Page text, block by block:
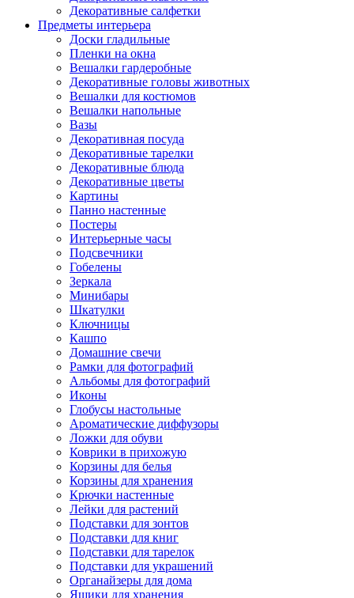
Декоративные салфетки
Предметы интерьера
Доски гладильные
Пленки на окна
Вешалки гардеробные
Декоративные головы животных
Вешалки для костюмов
Вешалки напольные
Вазы
Декоративная посуда
Декоративные тарелки
Декоративные блюда
Декоративные цветы
Картины
Панно настенные
Постеры
Интерьерные часы
Подсвечники
Гобелены
Зеркала
Минибары
Шкатулки
Ключницы
Кашпо
Домашние свечи
Рамки для фотографий
Альбомы для фотографий
Иконы
Глобусы настольные
Ароматические диффузоры
Ложки для обуви
Коврики в прихожую
Корзины для белья
Корзины для хранения
Крючки настенные
Лейки для растений
Подставки для зонтов
Подставки для книг
Подставки для тарелок
Подставки для украшений
Органайзеры для дома
Ящики для хранения